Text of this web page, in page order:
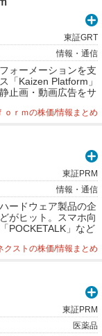
東証GRT
情報・通信
ォーメーションを支
「Kaizen Platform」
止画・動画広告をサ
ｒｍの株価/情報まとめ
東証PRM
情報・通信
ードウェア製品の企
がヒット。スマホ向
POCKETALK」など
クストの株価/情報まとめ
東証PRM
医薬品